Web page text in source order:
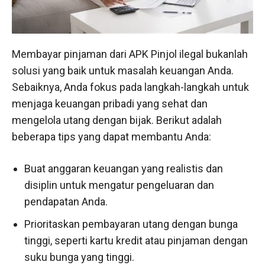
Membayar pinjaman dari APK Pinjol ilegal bukanlah
solusi yang baik untuk masalah keuangan Anda.
Sebaiknya, Anda fokus pada langkah-langkah untuk
menjaga keuangan pribadi yang sehat dan
mengelola utang dengan bijak. Berikut adalah
beberapa tips yang dapat membantu Anda:
Buat anggaran keuangan yang realistis dan
disiplin untuk mengatur pengeluaran dan
pendapatan Anda.
Prioritaskan pembayaran utang dengan bunga
tinggi, seperti kartu kredit atau pinjaman dengan
suku bunga yang tinggi.